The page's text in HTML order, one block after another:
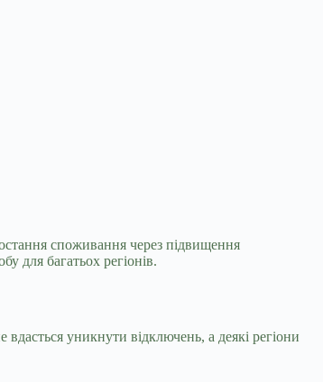
споживання через підвищення
для багатьох регіонів.
вдасться уникнути відключень, а деякі регіони